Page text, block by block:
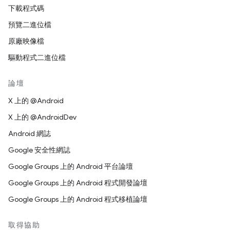
下載程式碼
預覽二進位檔
原廠映像檔
驅動程式二進位檔
論壇
X 上的 @Android
X 上的 @AndroidDev
Android 網誌
Google 安全性網誌
Google Groups 上的 Android 平台論壇
Google Groups 上的 Android 程式開發論壇
Google Groups 上的 Android 程式移植論壇
取得協助